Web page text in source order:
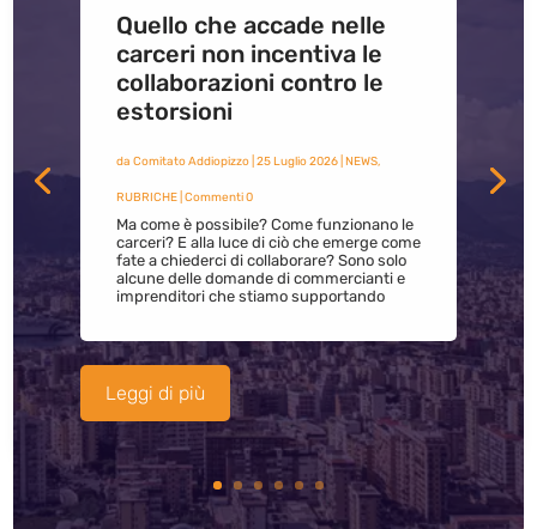
Quello che accade nelle
carceri non incentiva le
collaborazioni contro le
estorsioni
da Comitato Addiopizzo| 25 Luglio 2026| NEWS,
RUBRICHE| Commenti 0
Ma come è possibile? Come funzionano le
carceri? E alla luce di ciò che emerge come
fate a chiederci di collaborare? Sono solo
alcune delle domande di commercianti e
imprenditori che stiamo supportando
Leggi di più